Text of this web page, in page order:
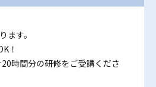
ます。
！
時間分の研修をご受講くださ